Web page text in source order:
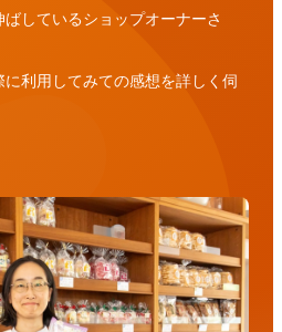
しているショップオーナーさ
利用してみての感想を詳しく伺